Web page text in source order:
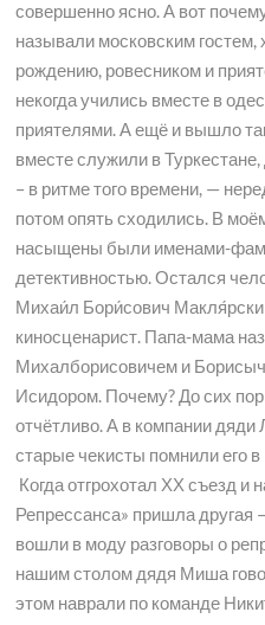
совершенно ясно. А вот
называли московским
рождению, ровесником и
некогда учились вместе в
приятелями. А ещё и вышло
вместе служили в
– в ритме того времени, —
потом опять сходились. В
насыщены были именами-
детективностью. Остался
Михаи́л Бори́сович
киносценарист. Папа-мама
Михалборисовичем и
Исидором. Почему? До сих
отчётливо. А в компании
старые чекисты помнили его
Когда отгрохотал ХХ съезд и
Репрессанса» пришла другая
вошли в моду разговоры о
нашим столом дядя Миша
этом наврали по команде